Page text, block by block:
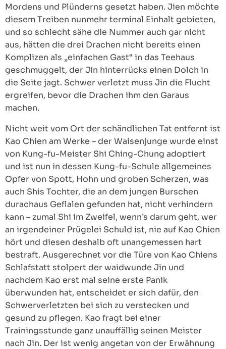
Mordens und Plünderns gesetzt haben. Jien möchte
diesem Treiben nunmehr terminal Einhalt gebieten,
und so schlecht sähe die Nummer auch gar nicht
aus, hätten die drei Drachen nicht bereits einen
Komplizen als „einfachen Gast“ in das Teehaus
geschmuggelt, der Jin hinterrücks einen Dolch in
die Seite jagt. Schwer verletzt muss Jin die Flucht
ergreifen, bevor die Drachen ihm den Garaus
machen.
Nicht weit vom Ort der schändlichen Tat entfernt ist
Kao Chien am Werke – der Waisenjunge wurde einst
von Kung-fu-Meister Shi Ching-Chung adoptiert
und ist nun in dessen Kung-fu-Schule allgemeines
Opfer von Spott, Hohn und groben Scherzen, was
auch Shis Tochter, die an dem jungen Burschen
durachaus Geflalen gefunden hat, nicht verhindern
kann – zumal Shi im Zweifel, wenn’s darum geht, wer
an irgendeiner Prügelei Schuld ist, nie auf Kao Chien
hört und diesen deshalb oft unangemessen hart
bestraft. Ausgerechnet vor die Türe von Kao Chiens
Schlafstatt stolpert der waidwunde Jin und
nachdem Kao erst mal seine erste Panik
überwunden hat, entscheidet er sich dafür, den
Schwerverletzten bei sich zu verstecken und
gesund zu pflegen. Kao fragt bei einer
Trainingsstunde ganz unauffällig seinen Meister
nach Jin. Der ist wenig angetan von der Erwähnung